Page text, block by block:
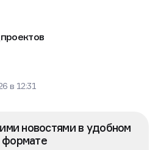
в 12:31
новостями в удобном
формате